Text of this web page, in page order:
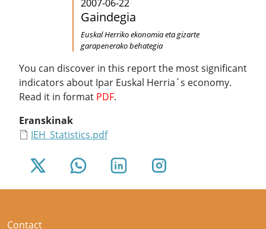
2007-06-22
Gaindegia
Euskal Herriko ekonomia eta gizarte
garapenerako behategia
You can discover in this report the most significant
indicators about Ipar Euskal Herria´s economy.
Read it in format PDF.
Eranskinak
IEH_Statistics.pdf
Contact